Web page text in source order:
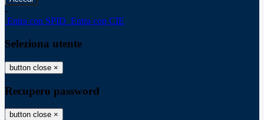
-
Entra con SPID Entra con CIE
Seleziona utente
button close ×
Recupero password
button close ×